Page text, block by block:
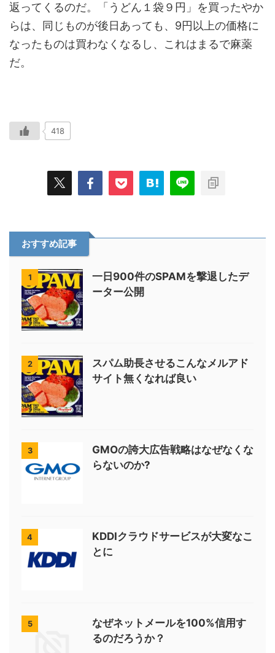
返ってくるのだ。「うどん１袋９円」を買ったやか
らは、同じものが後日あっても、9円以上の価格に
なったものは買わなくなるし、これはまるで麻薬
だ。
418
おすすめ記事
1
一日900件のSPAMを撃退したデ
ーター公開
2
スパム助長させるこんなメルアド
サイト無くなれば良い
3
GMOの誇大広告戦略はなぜなくな
らないのか?
4
KDDIクラウドサービスが大変なこ
とに
5
なぜネットメールを100%信用す
るのだろうか？